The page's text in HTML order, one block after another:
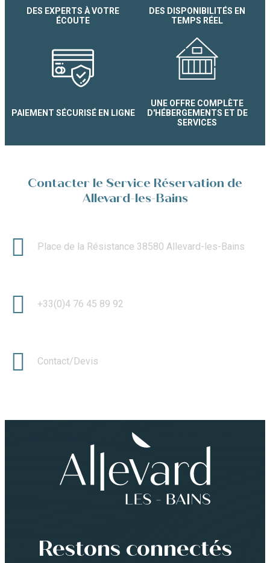
du Collet
DES EXPERTS À VOTRE
ÉCOUTE
DES DISPONIBILITÉS EN
TEMPS RÉEL
PAIEMENT SÉCURISÉ EN LIGNE
UNE OFFRE COMPLÈTE
D'HÉBERGEMENTS ET DE
SERVICES
Contacter le Service Réservation de
Allevard-les-Bains
Place de la Résistance 38580 Allevard-les-Bains
+33(0)4 76 45 89 92
Contact/Devis
Restons connectés